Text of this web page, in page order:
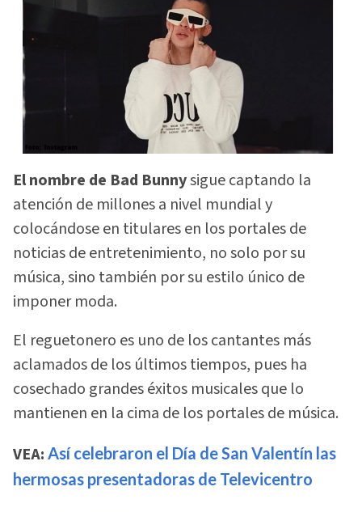
El nombre de Bad Bunnysigue captando la
atención de millones a nivel mundial y
colocándose en titulares en los portales de
noticias de entretenimiento, no solo por su
música, sino también por su estilo único de
imponer moda.
El reguetonero es uno de los cantantes más
aclamados de los últimos tiempos, pues ha
cosechado grandes éxitos musicales que lo
mantienen en la cima de los portales de música.
VEA: Así celebraron el Día de San Valentín las
hermosas presentadoras de Televicentro